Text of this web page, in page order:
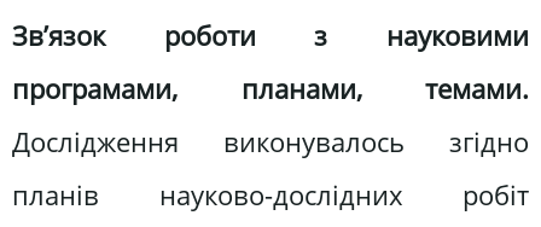
Зв’язок роботи з науковими
програмами, планами, темами.
Дослідження виконувалось згідно
планів науково-дослідних робіт